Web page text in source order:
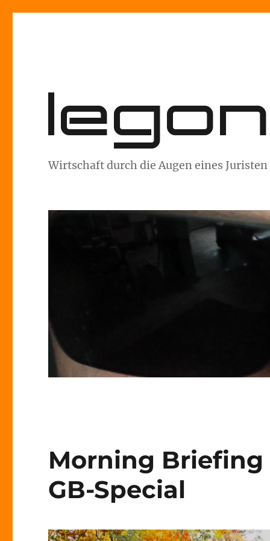
Wirtschaft durch die Augen eines Juristen
Morning Briefing
GB-Special